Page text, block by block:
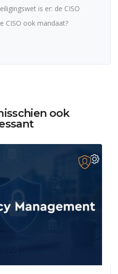
is er: de CISO
CISO ook mandaat?
ook